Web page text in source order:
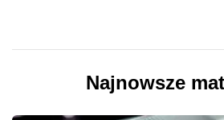
Najnowsze